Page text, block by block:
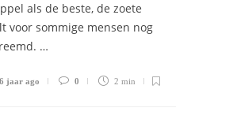
als de beste, de zoete
voor sommige mensen nog
…
6 jaar ago 0 2 min